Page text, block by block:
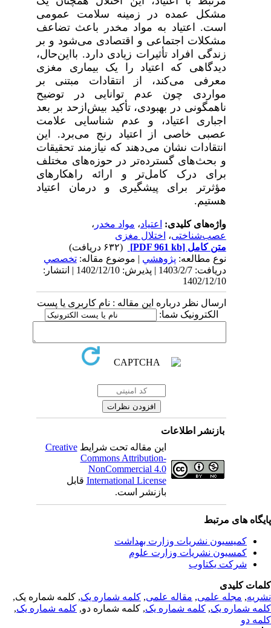
مشکل عمده در زمینه سلامت عمومی
است. اعتیاد به مواد مخدر باعث تضاعف
مشکلات اجتماعی و اقتصادی می‌شود و بر
زندگی افراد تأثیرات زیادی دارد. بااین‌حال،
دیدگاهی که اعتیاد را یک بیماری مغزی
معرفی می‌کند، از انتقادات مبتنی بر
مواردی چون عدم توانایی در توضیح
ناهمگونی در بهبودی، تأکید بیش‌ازحد بر بعد
اجباری اعتیاد، و عدم شناسایی علامت
عصبی خاصی از اعتیاد رنج می‌برد. این
انتقادات نشان می‌دهند که نیازمند تحقیقات
و بحث‌های گسترده‌تر در حوزه‌های مختلف
برای درک کامل‌تر و ارائه راهکارهای
مؤثرتر برای پیشگیری و درمان اعتیاد
هستیم.
واژه‌های کلیدی:اعتیاد،مواد مخدر،
عصب‌شناختی،اختلال مغزی
متن کامل[PDF 961 kb]
نوع مطالعه:پژوهشي| موضوع مقاله:تخصصي
دریافت: 1403/2/7 | پذیرش: 1402/12/10 | انتشار:
1402/12/10
ارسال نظر درباره این مقاله : نام کاربری یا پست
الکترونیک شما:
بازنشر اطلاعات
این مقاله تحت شرایطCreative
Commons Attribution-
NonCommercial 4.0
International Licenseقابل
بازنشر است.
های مرتبط
کمیسیون نشریات وزارت بهداشت
کمسیون نشریات وزارت علوم
شرکت یکتاوب
کلیدی
,مجله علمی, مقاله علمی, کلمه شماره یک, کلمه شماره یک,
شماره یک,کلمه شماره یک, کلمه شماره دو,کلمه شماره یک,
دو